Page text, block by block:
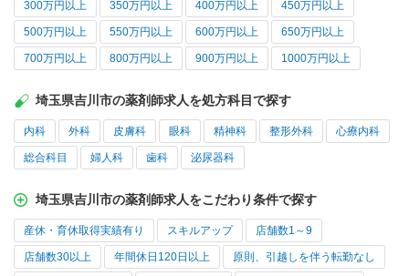
300万円以上 350万円以上 400万円以上 450万円以上
500万円以上 550万円以上 600万円以上 650万円以上
700万円以上 800万円以上 900万円以上 1000万円以上
埼玉県吉川市の薬剤師求人を処方科目で探す
内科 外科 皮膚科 眼科 精神科 整形外科 心療内科
総合科目 婦人科 歯科 泌尿器科
埼玉県吉川市の薬剤師求人をこだわり条件で探す
産休・育休取得実績有り スキルアップ 店舗数1～9
店舗数30以上 年間休日120日以上 原則、引越しを伴う転勤なし